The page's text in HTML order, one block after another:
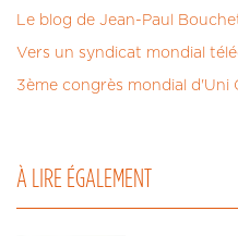
Le blog de Jean-Paul
Vers un syndicat mondial
3ème congrès mondial d'Uni
À LIRE ÉGALEMENT